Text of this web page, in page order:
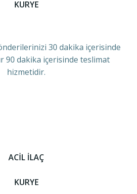
KURYE
30 dakika içerisinde
90 dakika içerisinde teslimat
hizmetidir.
ACİL İLAÇ
KURYE